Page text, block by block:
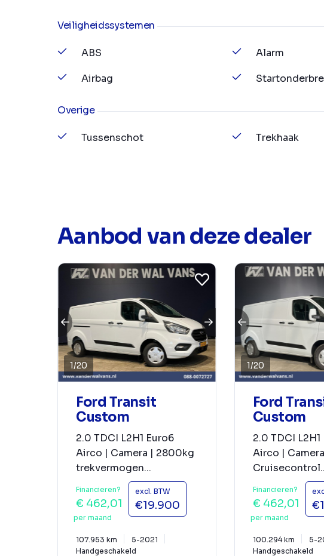
Veiligheidssystemen
ABS
Airbag
Alarm
Overige
Tussenschot Trekhaak
Aanbod van deze dealer
1/20
Ford Transit
Custom
2.0 TDCI L2H1 Euro6
Airco | Camera | 2800kg
trekvermogen...
Financieren?
€ 462,01
per maand
excl. BTW
€19.900
107.953 km
5-2021
Handgeschakeld
1/20
Ford
Custom
2.0 TDCI L2H1
Airco |
Financieren?
€ 462,01
per maand
100.294 km
5-
Handgeschakeld